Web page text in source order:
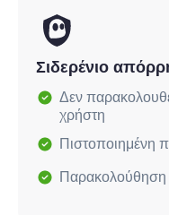
Σιδερένιο
Δεν
χρήστη
Πιστοποιημένη
Παρακολούθηση